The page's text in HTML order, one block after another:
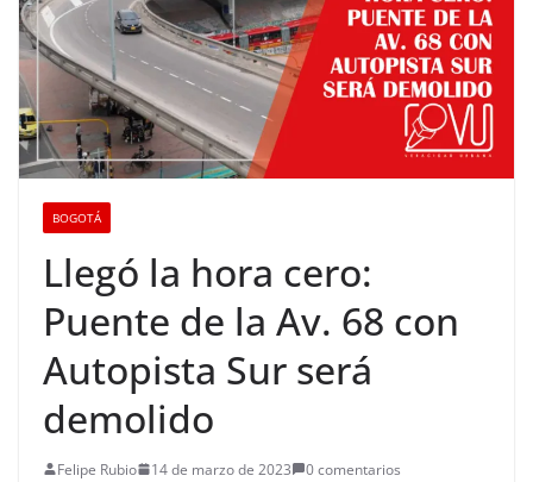
BOGOTÁ
Llegó la hora cero:
Puente de la Av. 68 con
Autopista Sur será
demolido
Felipe Rubio 14 de marzo de 2023
0 comentarios